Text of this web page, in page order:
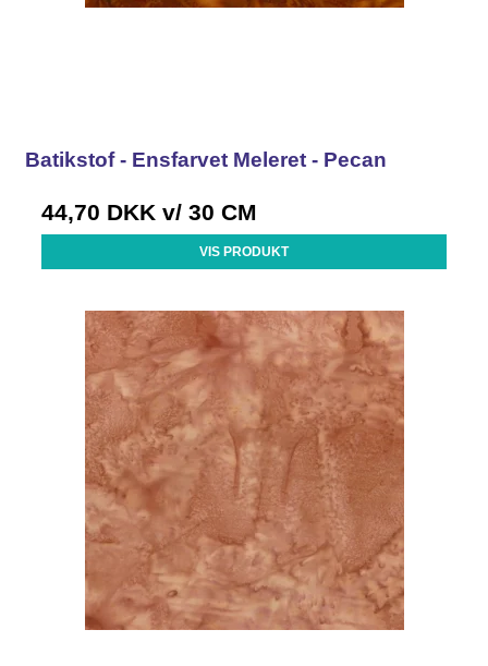
Batikstof - Ensfarvet Meleret - Pecan
44,70 DKK v/ 30 CM
VIS PRODUKT